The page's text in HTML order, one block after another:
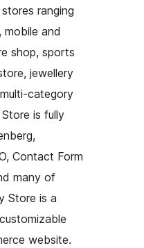
ranging
and
shop, sports
jewellery
category
is fully
Contact Form
many of
Store is a
website.